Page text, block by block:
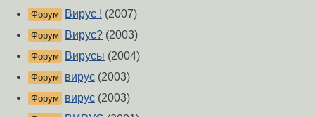
Форум Вирус ! (2007)
Форум Вирус? (2003)
Форум Вирусы (2004)
Форум вирус (2003)
Форум вирус (2003)